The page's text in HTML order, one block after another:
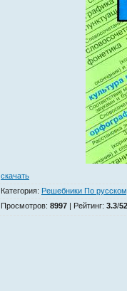
скачать
Категория: Решебники По
Просмотров: 8997 | Рейтинг: 3.3/52